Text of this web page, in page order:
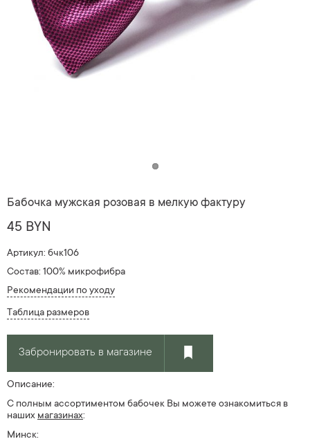
Бабочка мужская розовая в мелкую фактуру
45 BYN
Артикул: бчк106
Состав: 100% микрофибра
Рекомендации по уходу
Таблица размеров
Забронировать в магазине
Описание:
С полным ассортиментом бабочек Вы можете ознакомиться в
наших магазинах:
Минск: